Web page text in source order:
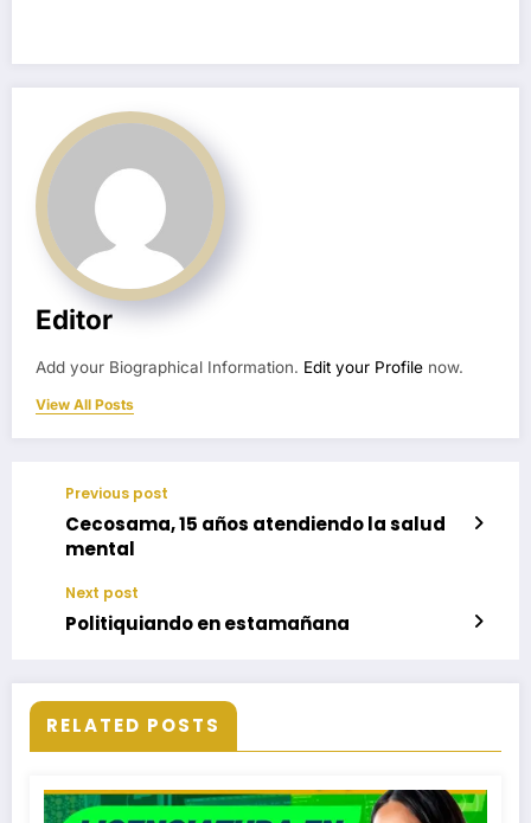
Editor
Add your Biographical Information. Edit your Profile now.
View All Posts
Previous post
Cecosama, 15 años atendiendo la salud
mental
Next post
Politiquiando en estamañana
RELATED POSTS